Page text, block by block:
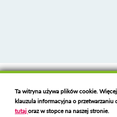
Deklaracja dostępności
Polski serwer RBL
https://polspam.pl/
Ta witryna używa plików cookie.
klauzula informacyjna o przetwarzaniu
tutajoraz w stopce na naszej stronie.